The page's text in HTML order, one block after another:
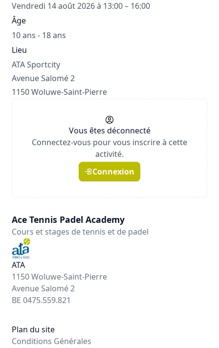
Vendredi 14 août 2026 à 13:00 – 16:00
Âge
10 ans - 18 ans
Lieu
ATA Sportcity
Avenue Salomé 2
1150 Woluwe-Saint-Pierre
Vous êtes déconnecté
Connectez-vous pour vous inscrire à cette
activité.
Connexion
Ace Tennis Padel Academy
Cours et stages de tennis et de padel
ATA
1150 Woluwe-Saint-Pierre
Avenue Salomé 2
BE 0475.559.821
Plan du site
Conditions Générales